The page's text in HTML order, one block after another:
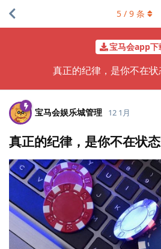
宝马会app下
真正的纪律，是你不在
5 / 9 条
宝马会娱乐城管理 12 1月
真正的纪律，是你不在状